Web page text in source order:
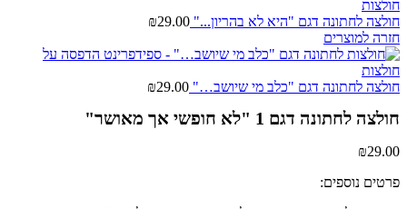
חולצה לחתונה דגם "היא לא בהריון..." ₪29.00
חזרה למוצרים
חולצה לחתונה דגם "כלב מי שיושב…" ₪29.00
חולצה לחתונה דגם 1 "לא חופשי אך מאושר"
₪29.00
פרטים נוספים: